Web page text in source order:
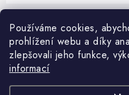
Používáme cookies,
prohlížení webu a díky
zlepšovali jeho funkce,
informací
Z
ZÁKAZNICKÝ SERVIS
DOPRAVA A PLATBA
VRÁCENÍ ZBOŽÍ
DŮLEŽITÉ DOKUMENTY